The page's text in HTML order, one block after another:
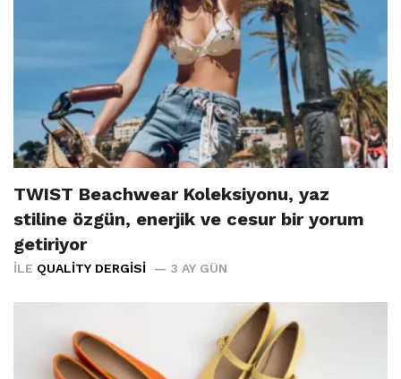
TWIST Beachwear Koleksiyonu, yaz
stiline özgün, enerjik ve cesur bir yorum
getiriyor
İLE QUALITY DERGISI 3 AY GÜN